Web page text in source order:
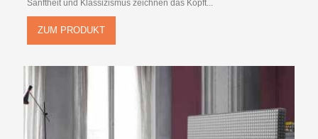
Sanftheit und Klassizismus zeichnen das Kopft...
ZUM PRODUKT